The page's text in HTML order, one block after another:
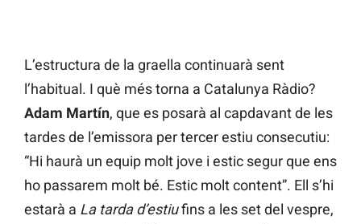
L’estructura de la graella continuarà sent
l’habitual. I què més torna a Catalunya Ràdio?
Adam Martín, que es posarà al capdavant de les
tardes de l’emissora per tercer estiu consecutiu:
“Hi haurà un equip molt jove i estic segur que ens
ho passarem molt bé. Estic molt content”. Ell s’hi
estarà a La tarda d’estiufins a les set del vespre,